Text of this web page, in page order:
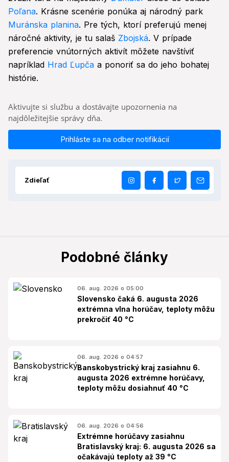
Poľana. Krásne scenérie ponúka aj národný park
Muránska planina. Pre tých, ktorí preferujú menej
náročné aktivity, je tu salaš Zbojská. V prípade
preferencie vnútorných aktivít môžete navštíviť
napríklad Hrad Ľupča a ponoriť sa do jeho bohatej
histórie.
Aktivujte si službu a dostávajte upozornenia na
najdôležitejšie správy dňa.
Prihláste sa na odber notifikácií
Zdieľať
Podobné články
06. aug. 2026 o 05:00
Slovensko čaká 6. augusta 2026
extrémna vlna horúčav, teploty môžu
prekročiť 40 °C
06. aug. 2026 o 04:57
Banskobystrický kraj zasiahnu 6.
augusta 2026 extrémne horúčavy,
teploty môžu dosiahnuť 40 °C
06. aug. 2026 o 04:56
Extrémne horúčavy zasiahnu
Bratislavský kraj: 6. augusta 2026 sa
očakávajú teploty až 39 °C